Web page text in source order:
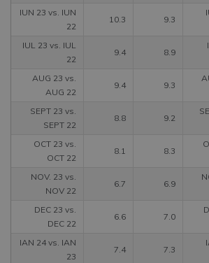
IUN 23 vs. IUN
22
10.3 9.3
IUL 23 vs. IUL
22
9.4 8.9
AUG 23 vs.
AUG 22
9.4 9.3
SEPT 23 vs.
SEPT 22
8.8 9.2
OCT 23 vs.
OCT 22
8.1 8.3
NOV. 23 vs.
NOV 22
6.7 6.9
DEC 23 vs.
DEC 22
6.6 7.0
IAN 24 vs. IAN
23
7.4 7.3